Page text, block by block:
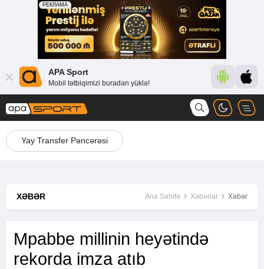
APA Sport
Mobil tətbiqimizi buradan yüklə!
Yay Transfer Pəncərəsi
XƏBƏR Ana Səhifə Xəbərlər Xəbər
Mpabbe millinin heyətində
rekorda imza atıb